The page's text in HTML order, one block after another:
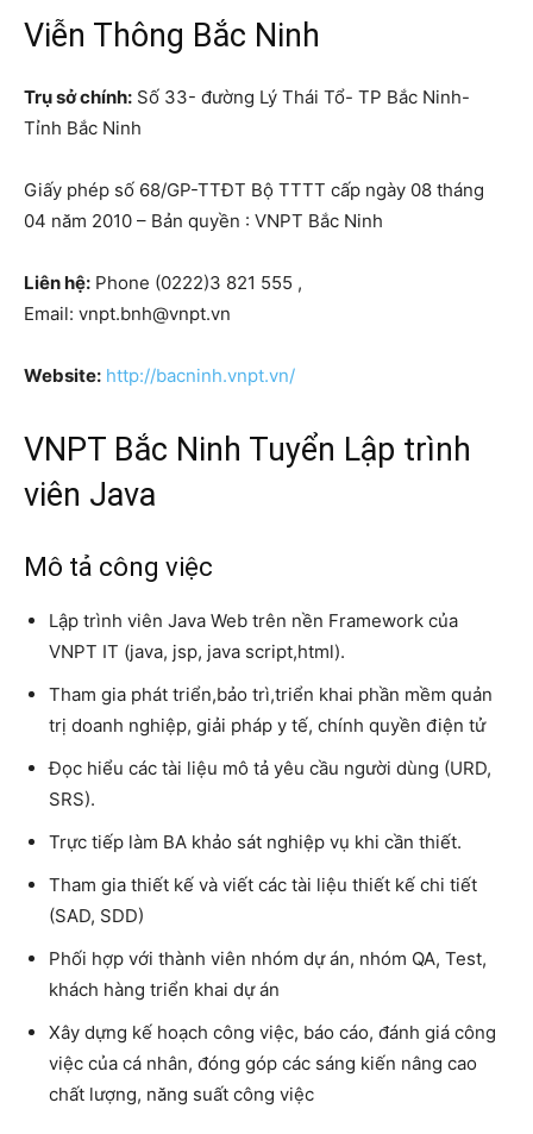
Viễn Thông Bắc Ninh
Trụ sở chính: Số 33- đường Lý Thái Tổ- TP Bắc Ninh-
Tỉnh Bắc Ninh
Giấy phép số 68/GP-TTĐT Bộ TTTT cấp ngày 08 tháng
04 năm 2010 – Bản quyền : VNPT Bắc Ninh
Liên hệ: Phone (0222)3 821 555 ,
Email: vnpt.bnh@vnpt.vn
Website: http://bacninh.vnpt.vn/
VNPT Bắc Ninh Tuyển Lập trình
viên Java
Mô tả công việc
Lập trình viên Java Web trên nền Framework của
VNPT IT (java, jsp, java script,html).
Tham gia phát triển,bảo trì,triển khai phần mềm quản
trị doanh nghiệp, giải pháp y tế, chính quyền điện tử
Đọc hiểu các tài liệu mô tả yêu cầu người dùng (URD,
SRS).
Trực tiếp làm BA khảo sát nghiệp vụ khi cần thiết.
Tham gia thiết kế và viết các tài liệu thiết kế chi tiết
(SAD, SDD)
Phối hợp với thành viên nhóm dự án, nhóm QA, Test,
khách hàng triển khai dự án
Xây dựng kế hoạch công việc, báo cáo, đánh giá công
việc của cá nhân, đóng góp các sáng kiến nâng cao
chất lượng, năng suất công việc